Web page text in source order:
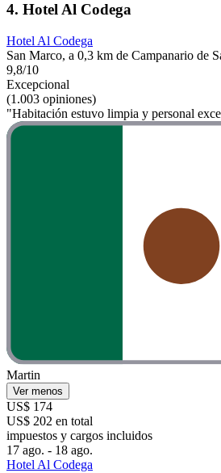
4. Hotel Al Codega
Hotel Al Codega
San Marco, a 0,3 km de Campanario de
9,8/10
Excepcional
(1.003 opiniones)
"Habitación estuvo limpia y personal
Martin
Ver menos
US$ 174
US$ 202 en total
impuestos y cargos incluidos
17 ago. - 18 ago.
Hotel Al Codega